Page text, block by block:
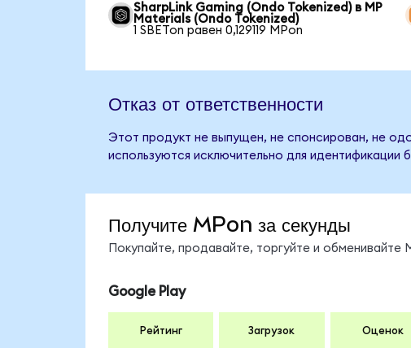
SharpLink Gaming (Ondo Tokenized) в MP
Materials (Ondo Tokenized)
1 SBETon равен 0,129119 MPon
Отказ от ответственности
Этот продукт не выпущен, не спонсирован, не
используются исключительно для идентификации
Получите MPon за секунды
Покупайте, продавайте, торгуйте и
Google Play
Рейтинг Загрузок Оценок